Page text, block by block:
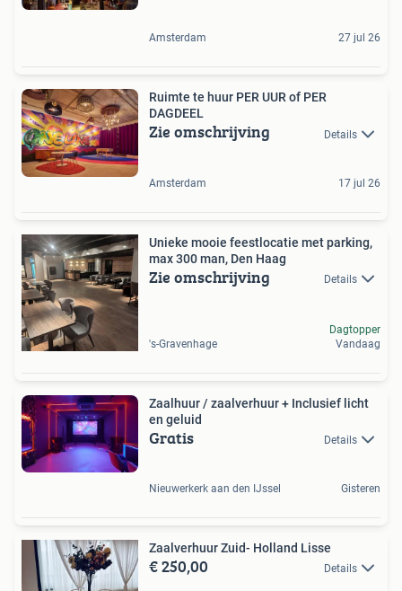
Amsterdam 27 jul 26
Ruimte te huur PER UUR of PER
DAGDEEL
Zie omschrijving Details
Amsterdam 17 jul 26
Unieke mooie feestlocatie met parking,
max 300 man, Den Haag
Zie omschrijving Details
's-Gravenhage
Dagtopper
Vandaag
Zaalhuur / zaalverhuur + Inclusief licht
en geluid
Gratis Details
Nieuwerkerk aan den IJssel Gisteren
Zaalverhuur Zuid- Holland Lisse
€ 250,00 Details